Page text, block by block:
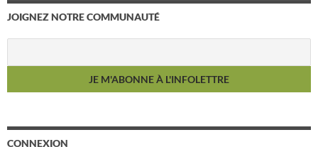
JOIGNEZ NOTRE COMMUNAUTÉ
CONNEXION